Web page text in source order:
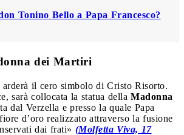
Tonino Bello a Papa Francesco?
dei Martiri
arderà il cero simbolo di Cristo Risorto.
sarà collocata la statua della Madonna
dal Verzella e presso la quale Papa
d’oro realizzato attraverso la fusione
dai frati» (Molfetta Viva, 17